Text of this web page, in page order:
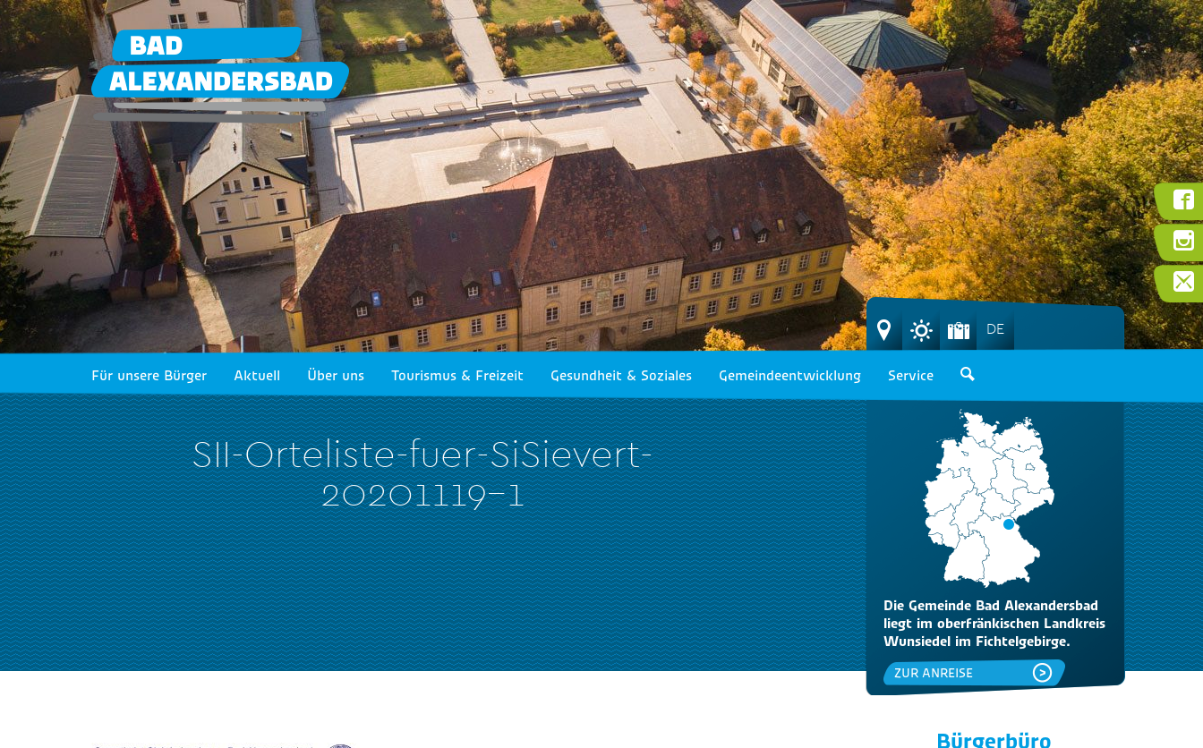
Für unsere Bürger Aktuell Über uns Tourismus & Freizeit Gesundheit & Soziales Gemeindeentwicklung Service
SII-Orteliste-fuer-SiSievert-
20201119-1
DE
Die Gemeinde Bad Alexandersbad
liegt im oberfränkischen Landkreis
Wunsiedel im Fichtelgebirge.
ZUR ANREISE
Bürgerbüro